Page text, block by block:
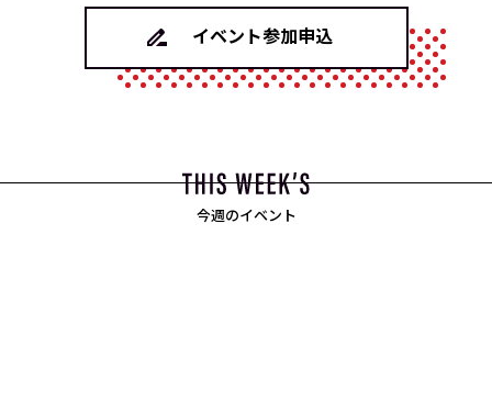
イベント参加申込
今週のイベント